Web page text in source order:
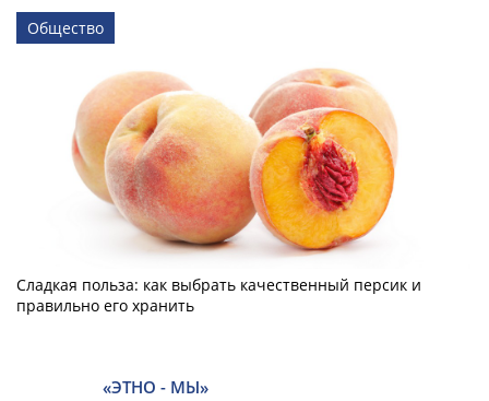
Общество
Сладкая польза: как выбрать качественный персик и
правильно его хранить
«ЭТНО - МЫ»